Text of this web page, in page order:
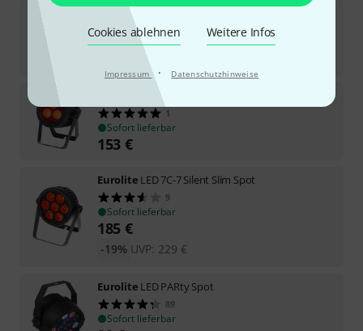
Cookies ablehnen Weitere Infos
Impressum · Datenschutzhinweise
EuroliteLED SLS-12 HCL MK2 Floor
20
Sofort lieferbar
LED IP PAR 3x8W QCL Spot
1
Sofort lieferbar
153 €
Eurolite LED 7C-7 Silent Slim Spot
9
Sofort lieferbar
185 €
UVP: 229 €
-19%
Eurolite LED PARty Spot
89
Sofort lieferbar